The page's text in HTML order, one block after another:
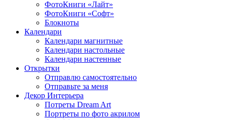
ФотоКниги «Лайт»
ФотоКниги «Софт»
Блокноты
Календари
Календари магнитные
Календари настольные
Календари настенные
Открытки
Отправлю самостоятельно
Отправьте за меня
Декор Интерьера
Потреты Dream Art
Портреты по фото акрилом